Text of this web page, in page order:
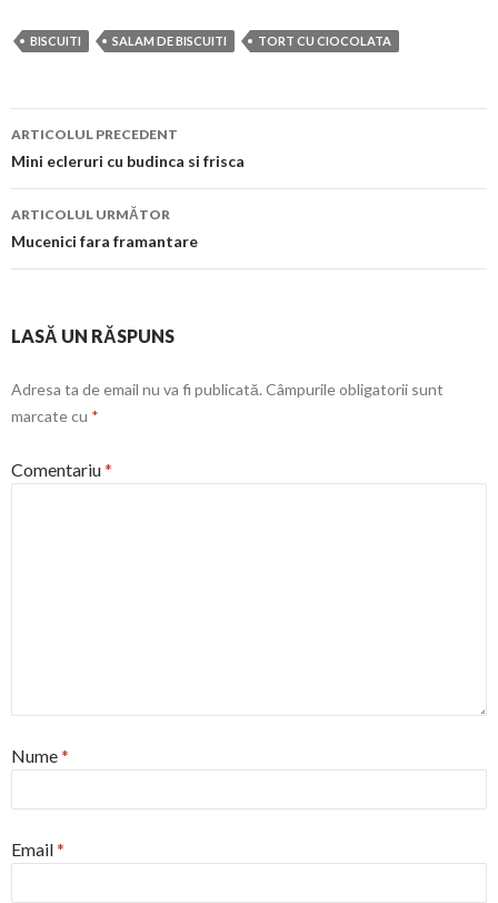
BISCUITI SALAM DE BISCUITI TORT CU CIOCOLATA
Navigare
în
articol
ARTICOLUL PRECEDENT
Mini ecleruri cu budinca si frisca
ARTICOLUL URMĂTOR
Mucenici fara framantare
LASĂ UN RĂSPUNS
Adresa ta de email nu va fi publicată. Câmpurile obligatorii sunt
marcate cu *
Comentariu*
Nume*
Email*